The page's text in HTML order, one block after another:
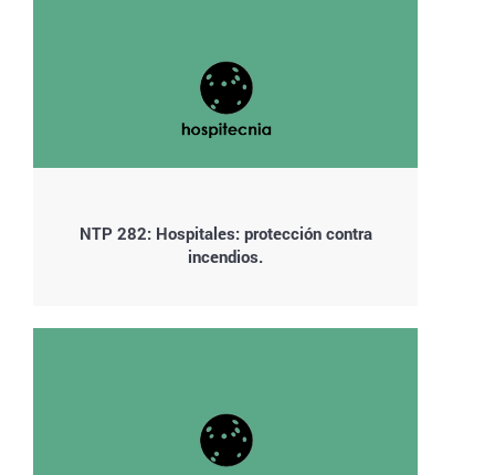
NTP 282: Hospitales: protección contra
incendios.